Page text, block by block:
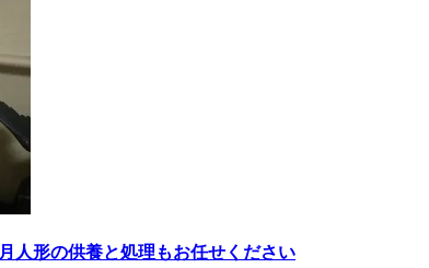
人形の供養と処理もお任せください